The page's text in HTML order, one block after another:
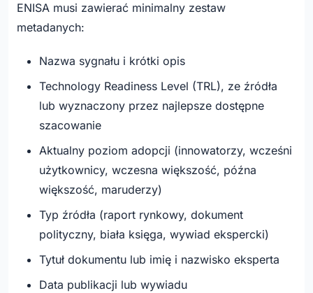
ENISA musi zawierać minimalny zestaw
metadanych:
Nazwa sygnału i krótki opis
Technology Readiness Level (TRL), ze źródła
lub wyznaczony przez najlepsze dostępne
szacowanie
Aktualny poziom adopcji (innowatorzy, wcześni
użytkownicy, wczesna większość, późna
większość, maruderzy)
Typ źródła (raport rynkowy, dokument
polityczny, biała księga, wywiad ekspercki)
Tytuł dokumentu lub imię i nazwisko eksperta
Data publikacji lub wywiadu